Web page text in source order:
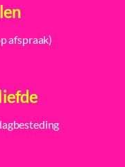
afspraak)